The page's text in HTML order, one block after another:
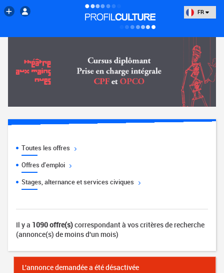
FR
Toutes les offres
Offres d'emploi
Stages, alternance et services civiques
Il y a 1090 offre(s)correspondant à vos critères de recherche
(annonce(s) de moins d'un mois)
L'annonce demandée a été désactivée